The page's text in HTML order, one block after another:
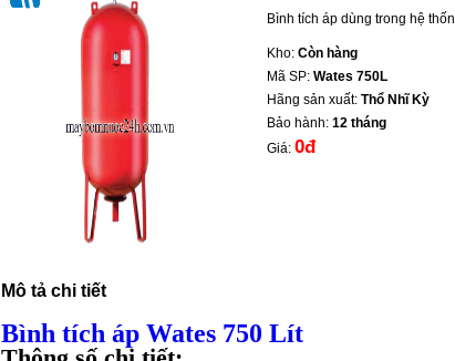
Bình tích áp dùng trong hệ
Kho: Còn hàng
Mã SP: Wates 750L
Hãng sản xuất: Thổ Nhĩ Kỳ
Bảo hành: 12 tháng
Giá: 0đ
Mô tả chi tiết
Bình tích áp Wates 750 Lít